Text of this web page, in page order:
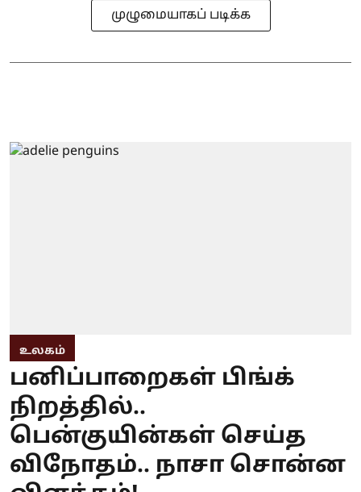
முழுமையாகப் படிக்க
உலகம்
பனிப்பாறைகள் பிங்க்
நிறத்தில்..
பென்குயின்கள் செய்த
விநோதம்.. நாசா சொன்ன